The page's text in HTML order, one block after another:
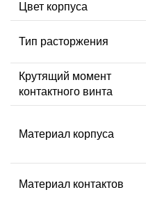
Цвет корпуса
Тип расторжения
Крутящий момент
контактного винта
Материал корпуса
Материал контактов